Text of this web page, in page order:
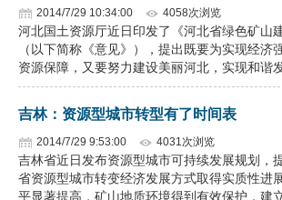
《资源再生》杂志
行情报价
数字报
2014/7/29 10:34:00 4058次浏览
河北国土资源厅近日印发了《河北省绿色矿山
（以下简称《意见》），提出既要为实现经济
资源保障，又要努力建设美丽河北，实现和谐
吉林：资源型城市转型有了时间表
2014/7/29 9:53:00 4031次浏览
吉林省近日发布资源型城市可持续发展规划，
省资源型城市转变经济发展方式取得实质性进
平显著提高，矿山地质环境得到有效保护，建